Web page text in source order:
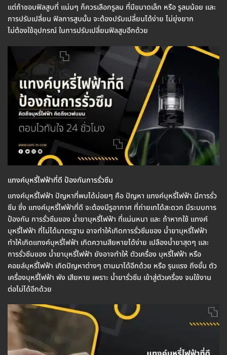
แต่ถ้าชอบฟิลสูบที่ แน่นๆ ก็ควรเลือกรูลม ที่มีขนาดเล็ก หรือ รูลมน้อย และ
การปรับเปลี่ยน ฟิลการสูบนั้น จะต้องปรับเปลี่ยนได้ง่าย ไม่ยุ่งยาก
ไม่ต้องใช้อุปกรณ์ ในการปรับเปลี่ยนฟิลสูบอีกด้วย
แทงค์บุหรี่ไฟฟ้าที่ดี ป้องกันการรั่วซึม
แทงค์บุหรี่ไฟฟ้า ปัญหาที่พบได้บ่อยๆ คือ ปัญหา แทงค์บุหรี่ไฟฟ้า มีการรั่ว
ซึม ซึ่ง แทงค์บุหรี่ไฟฟ้าที่ดี จะต้องมีรูอากาศ ที่ถ่ายเทได้สะดวก มีระบบการ
ป้องกัน การรั่วซึมของ น้ำยาบุหรี่ไฟฟ้า ที่แน่นหนา และ ถ้าหากใช้ แทงค์
บุหรี่ไฟฟ้า ที่ไม่ได้มาตรฐาน อาจทำให้เกิดการรั่วซึมของ น้ำยาบุหรี่ไฟฟ้า
ทำให้เกิดแทงค์บุหรี่ไฟฟ้า เกิดความสียหายได้ง่าย เปลืองน้ำยาสุดๆ และ
การรั่วซึมของ น้ำยาบุหรี่ไฟฟ้า ยังอาจทำให้ ตัวเครื่อง บุหรี่ไฟฟ้า หรือ
คอยล์บุหรี่ไฟฟ้า เกิดปัญหาต่างๆ ตามมาได้อีกด้วย หรือ รุนแรง ถึงขั้น ตัว
เครื่องบุหรี่ไฟฟ้า พัง เสียหาย เพราะ น้ำยารั่วซึม เข้าสู่ตัวเครื่อง จนใช้งาน
ต่อไม่ได้อีกด้วย